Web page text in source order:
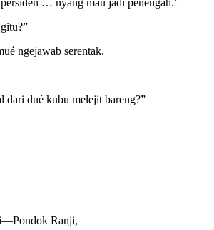
… nyang mau jadi penengah.”
ngejawab serentak.
dari dué kubu melejit bareng?”
Ranji,